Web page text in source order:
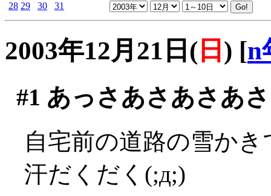
28 29 30 31
2003年12月21日( 日 ) [n
#1 あっさあさあさあ
自宅前の道路の雪か
汗だくだく(;д;)